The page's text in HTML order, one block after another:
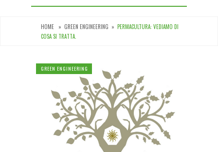
HOME » GREEN ENGINEERING » PERMACULTURA: VEDIAMO DI
COSA SI TRATTA.
GREEN ENGINEERING